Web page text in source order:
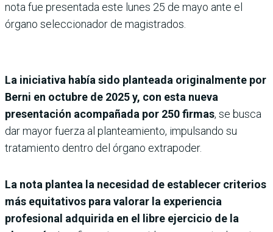
nota fue presentada este lunes 25 de mayo ante el
órgano seleccionador de magistrados.
La iniciativa había sido planteada originalmente por
Berni en octubre de 2025 y, con esta nueva
presentación acompañada por 250 firmas, se busca
dar mayor fuerza al planteamiento, impulsando su
tratamiento dentro del órgano extrapoder.
La nota plantea la necesidad de establecer criterios
más equitativos para valorar la experiencia
profesional adquirida en el libre ejercicio de la